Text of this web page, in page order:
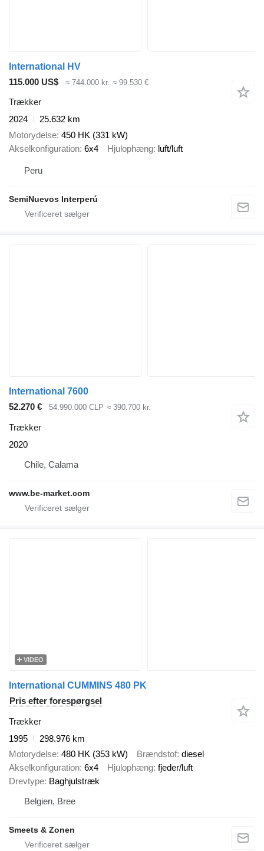
International HV
115.000 US$
≈ 744.000 kr. ≈ 99.530 €
Trækker
2024
25.632 km
Motorydelse 450 HK (331 kW)
Akselkonfiguration 6x4 Hjulophæng luft/luft
Peru
SemiNuevos Interperú
International 7600
52.270 €
54.990.000 CLP ≈ 390.700 kr.
Trækker
2020
Chile, Calama
www.be-market.com
VIDEO
International CUMMINS 480 PK
Pris efter forespørgsel
Trækker
1995
298.976 km
Motorydelse 480 HK (353 kW) Brændstof diesel
Akselkonfiguration 6x4 Hjulophæng fjeder/luft
Drevtype Baghjulstræk
Belgien, Bree
Smeets & Zonen